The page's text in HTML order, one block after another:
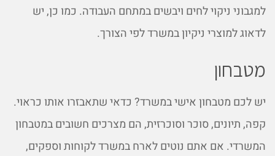
למגבוני ניקוי לחים ויבשים במתחם העבודה. כמו כן, יש
לדאוג למוצרי ניקיון במשרד לפי הצורך.
מטבחון
יש לכם מטבחון אישי במשרד? כדאי שתאבזרו אותו כראוי.
קפה, תיונים, סוכר וסוכרזית, הם מצרכים חשובים במטבחון
המשרדי. אם אתם נוטים לארח במשרד לקוחות וספקים,